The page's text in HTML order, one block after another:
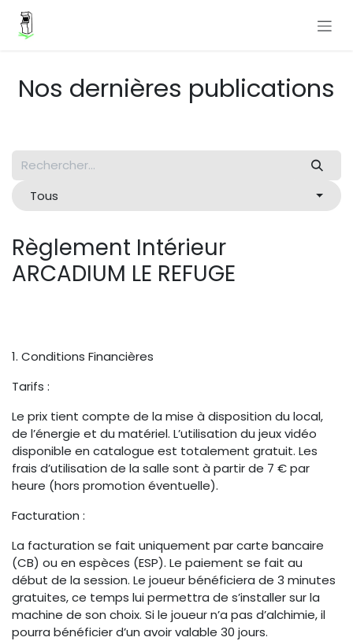
Se rendre au contenu
Nos dernières publications
Tous
Règlement Intérieur
ARCADIUM LE REFUGE
1. Conditions Financières
Tarifs :
Le prix tient compte de la mise à disposition du local,
de l’énergie et du matériel. L’utilisation du jeux vidéo
disponible en catalogue est totalement gratuit. Les
frais d’utilisation de la salle sont à partir de 7 € par
heure (hors promotion éventuelle).
Facturation :
La facturation se fait uniquement par carte bancaire
(CB) ou en espèces (ESP). Le paiement se fait au
début de la session. Le joueur bénéficiera de 3 minutes
gratuites, ce temps lui permettra de s’installer sur la
machine de son choix. Si le joueur n’a pas d’alchimie, il
pourra bénéficier d’un avoir valable 30 jours.